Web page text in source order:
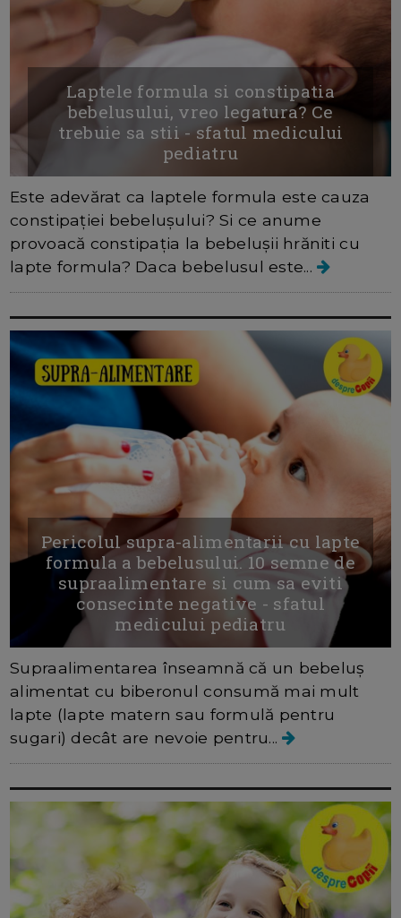
Laptele formula si constipatia
bebelusului, vreo legatura? Ce
trebuie sa stii - sfatul medicului
pediatru
Este adevărat ca laptele formula este cauza
constipației bebelușului? Si ce anume
provoacă constipația la bebelușii hrăniti cu
lapte formula? Daca bebelusul este...
Pericolul supra-alimentarii cu lapte
formula a bebelusului. 10 semne de
supraalimentare si cum sa eviti
consecinte negative - sfatul
medicului pediatru
Supraalimentarea înseamnă că un bebeluș
alimentat cu biberonul consumă mai mult
lapte (lapte matern sau formulă pentru
sugari) decât are nevoie pentru...